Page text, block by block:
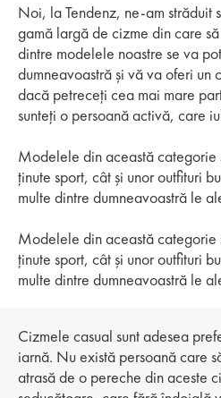
Noi, la Tendenz, ne-am străduit
gamă largă de cizme din care
dintre modelele noastre se va
dumneavoastră și vă va oferi un
dacă petreceți cea mai mare
sunteți o persoană activă, care
Modelele din această categorie
ținute sport, cât și unor outfituri
multe dintre dumneavoastră le
Modelele din această categorie
ținute sport, cât și unor outfituri
multe dintre dumneavoastră le
Cizmele casual sunt adesea
iarnă. Nu există persoană care
atrasă de o pereche din aceste